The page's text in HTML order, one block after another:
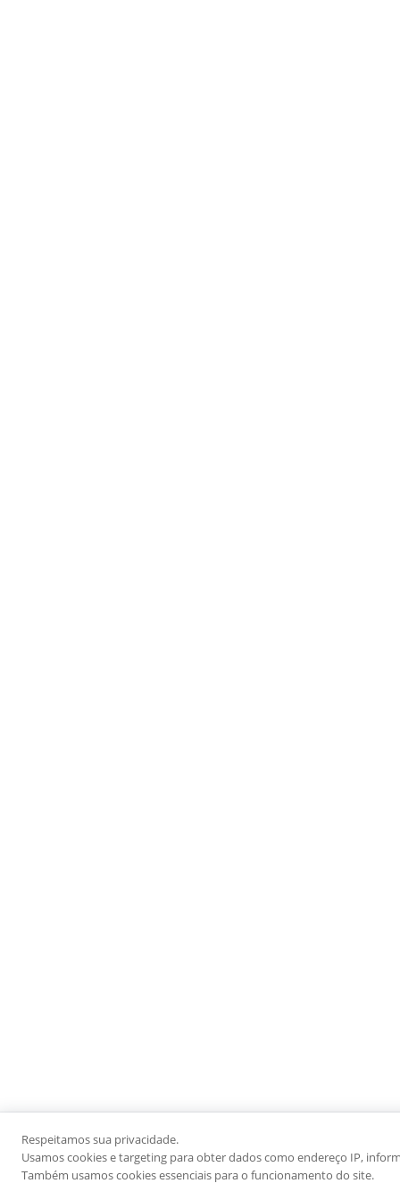
Respeitamos sua privacidade.
Usamos cookies e targeting para obter dados como endereço IP,
Também usamos cookies essenciais para o funcionamento do site.